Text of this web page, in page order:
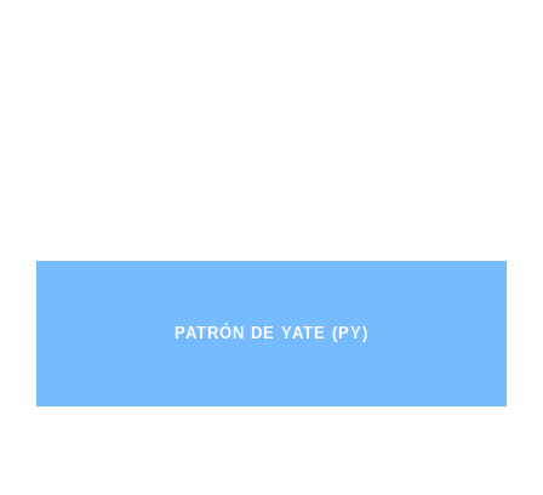
PATRÓN DE YATE (PY)